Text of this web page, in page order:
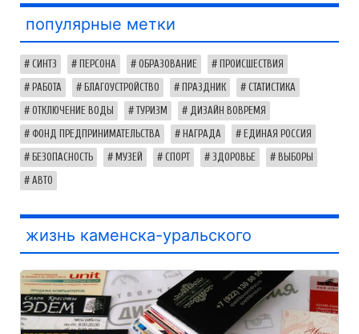
популярные метки
СИНТЗ ПЕРСОНА ОБРАЗОВАНИЕ ПРОИСШЕСТВИЯ
РАБОТА БЛАГОУСТРОЙСТВО ПРАЗДНИК СТАТИСТИКА
ОТКЛЮЧЕНИЕ ВОДЫ ТУРИЗМ ДИЗАЙН ВОВРЕМЯ
ФОНД ПРЕДПРИНИМАТЕЛЬСТВА НАГРАДА ЕДИНАЯ РОССИЯ
БЕЗОПАСНОСТЬ МУЗЕЙ СПОРТ ЗДОРОВЬЕ ВЫБОРЫ
АВТО
жизнь каменска-уральского